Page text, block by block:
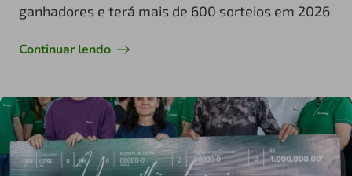
ganhadores e terá mais de 600 sorteios em 2026
Continuar lendo